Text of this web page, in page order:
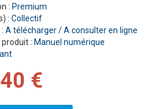
: Premium
: Collectif
A télécharger / A consulter en ligne
: Manuel numérique
€